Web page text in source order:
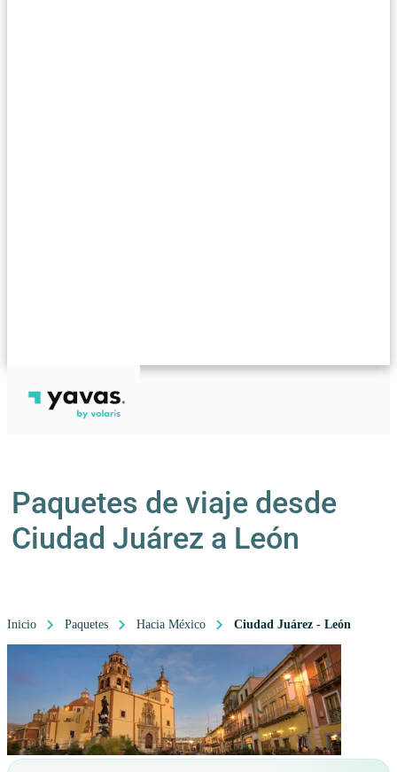
Paquetes de viaje desde
Ciudad Juárez a León
Inicio Paquetes Hacia México Ciudad Juárez - León